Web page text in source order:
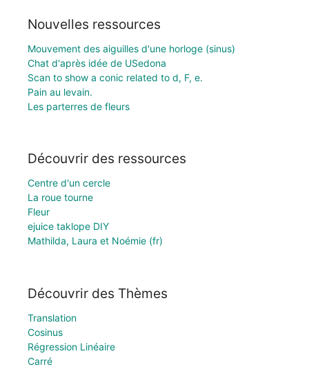
Nouvelles ressources
Mouvement des aiguilles d'une horloge (sinus)
Chat d'après idée de USedona
Scan to show a conic related to d, F, e.
Pain au levain.
Les parterres de fleurs
Découvrir des ressources
Centre d'un cercle
La roue tourne
Fleur
ejuice taklope DIY
Mathilda, Laura et Noémie (fr)
Découvrir des Thèmes
Translation
Cosinus
Régression Linéaire
Carré